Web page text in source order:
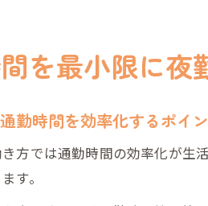
を最小限に夜
勤時間を効率化するポイ
方では通勤時間の効率化が生
す。